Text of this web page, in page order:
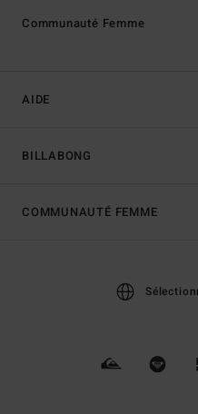
AIDE
BILLABONG
Communauté Femme
COMMUNAUTÉ FEMME